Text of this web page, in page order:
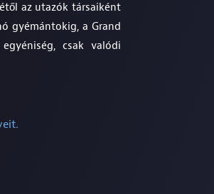
az utazók társaiként
gyémántokig, a Grand
csak valódi